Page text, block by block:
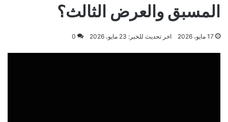
المسبق والعرض الثالث؟
17 مايو، 2026 اخر تحديث للخبر: 23 مايو، 2026 0